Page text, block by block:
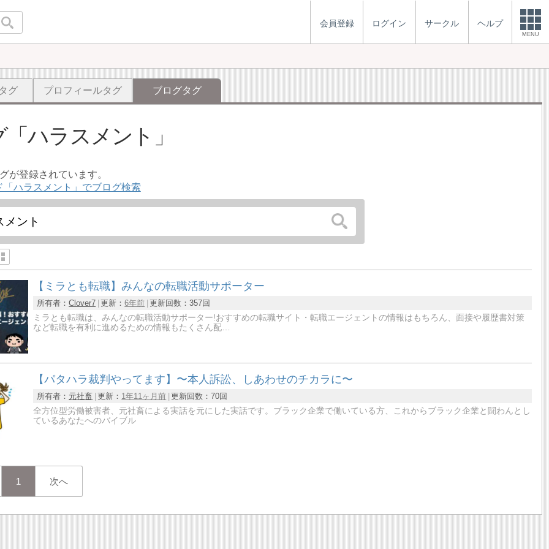
会員登録 ログイン サークル ヘルプ
MENU
グ プロフィールタグ ブログタグ
ハラスメント
が登録されています。
「ハラスメント」でブログ検索
【ミラとも転職】みんなの転職活動サポーター
所有者：Clover7 更新：6年前 更新回数：357回
ミラとも転職は、みんなの転職活動サポーター!おすすめの転職サイト・転職エージェントの情報はもちろん、面接や履歴書対策
など転職を有利に進めるための情報もたくさん配…
【パタハラ裁判やってます】〜本人訴訟、しあわせのチカラに〜
所有者： 元社畜 更新： 1年11ヶ月前 更新回数：70回
全方位型労働被害者、元社畜による実話を元にした実話です。ブラック企業で働いている方、これからブラック企業と闘わんとし
ているあなたへのバイブル
1 次へ